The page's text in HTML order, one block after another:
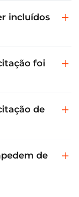
incluídos
foi
de
de